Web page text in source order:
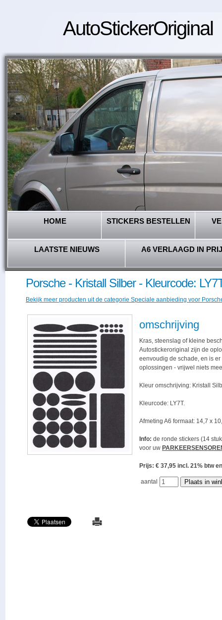
AutoStickerOriginal
HOME STICKERS BESTELLEN
LAATSTE NIEUWS A6 VERLAAGD IN
Porsche - Kristall Silber - Kleurcode:
Bekijk meer producten uit de categorie Speciale aanbieding voor
omschrijving
Kras, steenslag of kleine
Autostickeroriginal zijn de
eenvoudig de schade, en is
oplossingen - vrijwel niets
Kleur omschrijving: Kristall
Kleurcode: LY7T.
Afmeting A6 formaat: 14,7 x
Info: de ronde stickers (14
voor uw
Prijs: € 37,95 incl. 21% btw
aantal